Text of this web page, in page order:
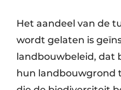
Het aandeel van de
wordt gelaten is
landbouwbeleid, dat
hun landbouwgrond